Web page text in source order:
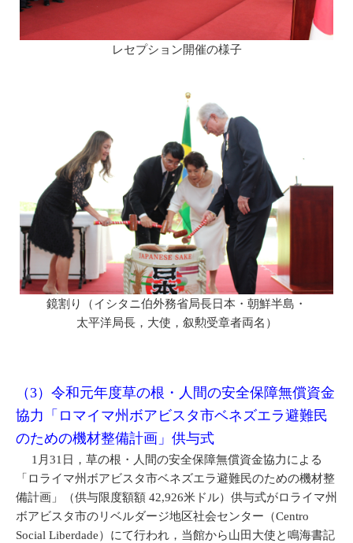
レセプション開催の様子
鏡割り（イシタニ伯外務省局長日本・朝鮮半島・
太平洋局長，大使，叙勲受章者両名）
（3）令和元年度草の根・人間の安全保障無償資金
協力「ロマイマ州ボアビスタ市ベネズエラ避難民
のための機材整備計画」供与式
1月31日，草の根・人間の安全保障無償資金協力による
「ロライマ州ボアビスタ市ベネズエラ避難民のための機材整
備計画」（供与限度額額 42,926米ドル）供与式がロライマ州
ボアビスタ市のリベルダージ地区社会センター（Centro
Social Liberdade）にて行われ，当館から山田大使と鳴海書記